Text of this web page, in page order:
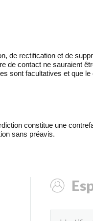
de rectification et de
de contact ne sauraient
sont facultatives et que le
constitue une
sans préavis.